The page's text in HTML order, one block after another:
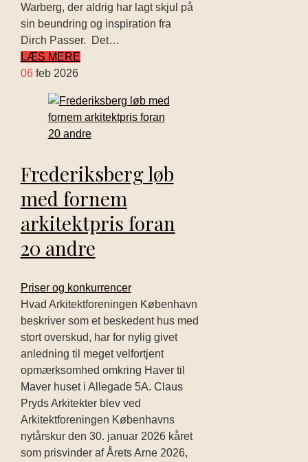
Warberg, der aldrig har lagt skjul på
sin beundring og inspiration fra
Dirch Passer. Det…
LÆS MERE
06 feb 2026
Frederiksberg løb
med fornem
arkitektpris foran
20 andre
Priser og konkurrencer
Hvad Arkitektforeningen København
beskriver som et beskedent hus med
stort overskud, har for nylig givet
anledning til meget velfortjent
opmærksomhed omkring Haver til
Maver huset i Allegade 5A. Claus
Pryds Arkitekter blev ved
Arkitektforeningen Københavns
nytårskur den 30. januar 2026 kåret
som prisvinder af Årets Arne 2026,